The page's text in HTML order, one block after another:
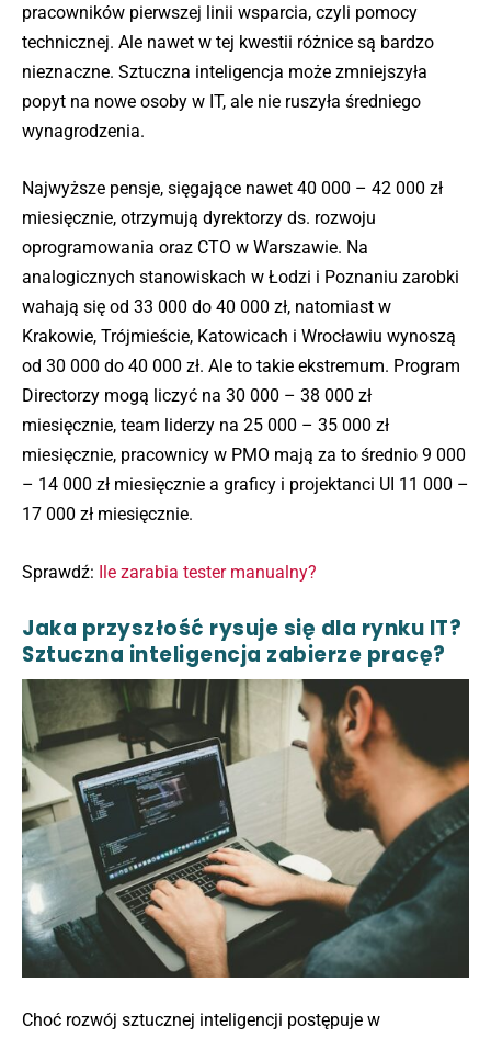
pracowników pierwszej linii wsparcia, czyli pomocy
technicznej. Ale nawet w tej kwestii różnice są bardzo
nieznaczne. Sztuczna inteligencja może zmniejszyła
popyt na nowe osoby w IT, ale nie ruszyła średniego
wynagrodzenia.
Najwyższe pensje, sięgające nawet 40 000 – 42 000 zł
miesięcznie, otrzymują dyrektorzy ds. rozwoju
oprogramowania oraz CTO w Warszawie. Na
analogicznych stanowiskach w Łodzi i Poznaniu zarobki
wahają się od 33 000 do 40 000 zł, natomiast w
Krakowie, Trójmieście, Katowicach i Wrocławiu wynoszą
od 30 000 do 40 000 zł. Ale to takie ekstremum. Program
Directorzy mogą liczyć na 30 000 – 38 000 zł
miesięcznie, team liderzy na 25 000 – 35 000 zł
miesięcznie, pracownicy w PMO mają za to średnio 9 000
– 14 000 zł miesięcznie a graficy i projektanci UI 11 000 –
17 000 zł miesięcznie.
Sprawdź: Ile zarabia tester manualny?
Jaka przyszłość rysuje się dla rynku IT?
Sztuczna inteligencja zabierze pracę?
Choć rozwój sztucznej inteligencji postępuje w